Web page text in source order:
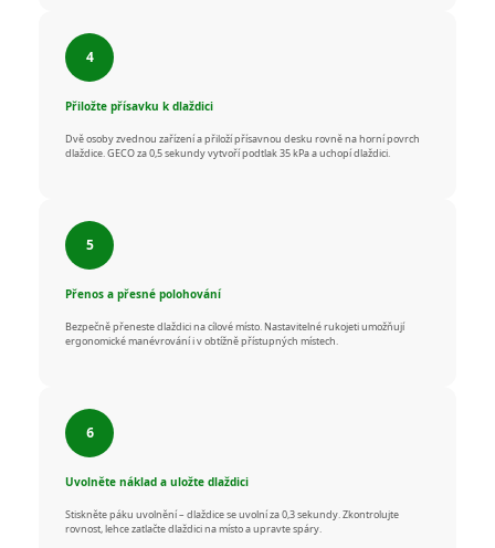
Přiložte přísavku k dlaždici
Dvě osoby zvednou zařízení a přiloží přísavnou desku rovně na horní povrch
dlaždice. GECO za 0,5 sekundy vytvoří podtlak 35 kPa a uchopí dlaždici.
Přenos a přesné polohování
Bezpečně přeneste dlaždici na cílové místo. Nastavitelné rukojeti umožňují
ergonomické manévrování i v obtížně přístupných místech.
Uvolněte náklad a uložte dlaždici
Stiskněte páku uvolnění – dlaždice se uvolní za 0,3 sekundy. Zkontrolujte
rovnost, lehce zatlačte dlaždici na místo a upravte spáry.